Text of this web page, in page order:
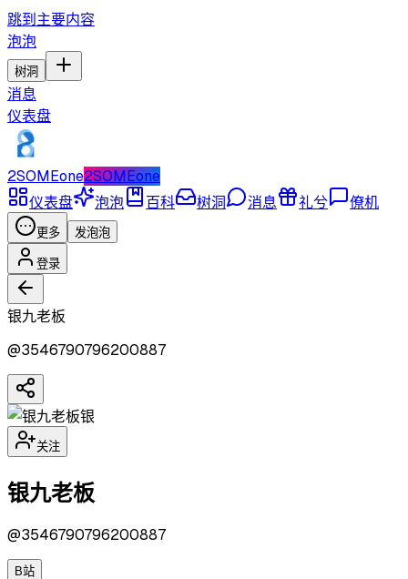
跳到主要内容
泡泡
树洞
消息
仪表盘
2SOMEone2SOMEone
仪表盘
泡泡 百科 树洞 消息 礼兮 僚机
更多 发泡泡
登录
银九老板
@3546790796200887
银
关注
银九老板
@3546790796200887
B站